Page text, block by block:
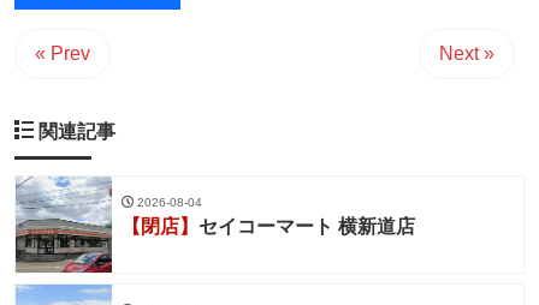
« Prev Next »
関連記事
2026-08-04
【閉店】 セイコーマート 横新道店